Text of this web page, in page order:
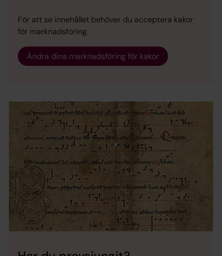
För att se innehållet behöver du acceptera kakor
för marknadsföring.
Ändra dina marknadsföring för kakor